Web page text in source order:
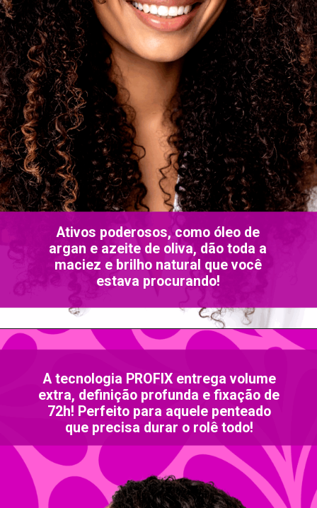
Ativos poderosos, como óleo de
argan e azeite de oliva, dão toda a
maciez e brilho natural que você
estava procurando!
A tecnologia PROFIX entrega volume
extra, definição profunda e fixação de
72h! Perfeito para aquele penteado
que precisa durar o rolê todo!